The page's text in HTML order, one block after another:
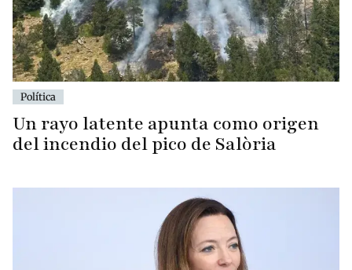
Política
Un rayo latente apunta como origen
del incendio del pico de Salòria